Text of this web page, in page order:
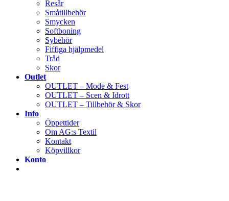
Resår
Småtillbehör
Smycken
Softboning
Sybehör
Fiffiga hjälpmedel
Tråd
Skor
Outlet
OUTLET – Mode & Fest
OUTLET – Scen & Idrott
OUTLET – Tillbehör & Skor
Info
Öppettider
Om AG:s Textil
Kontakt
Köpvillkor
Konto